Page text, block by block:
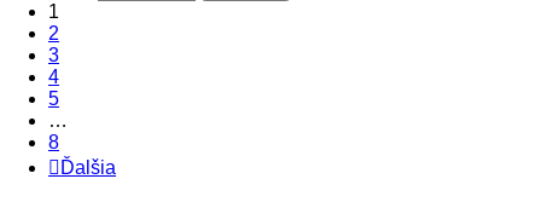
1
2
3
4
5
…
8
Ďalšia